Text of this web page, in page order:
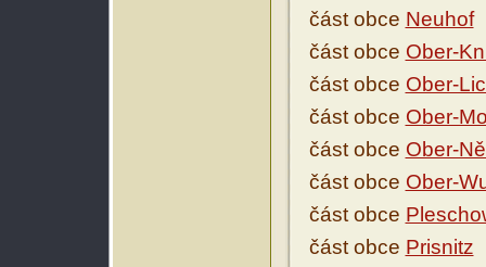
část obce Neuhof
část obce Ober-
část obce Ober-
část obce Ober-
část obce Ober-
část obce Ober-
část obce
část obce Prisnitz